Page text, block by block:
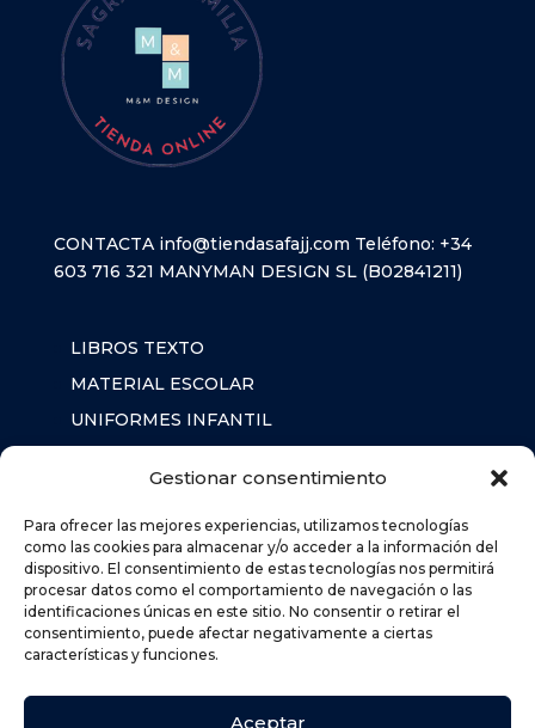
Gestionar consentimiento
Para ofrecer las mejores experiencias, utilizamos tecnologías
como las cookies para almacenar y/o acceder a la información del
dispositivo. El consentimiento de estas tecnologías nos permitirá
procesar datos como el comportamiento de navegación o las
identificaciones únicas en este sitio. No consentir o retirar el
consentimiento, puede afectar negativamente a ciertas
características y funciones.
Aceptar
CONTACTA info@tiendasafajj.com Teléfono: +34
603 716 321 MANYMAN DESIGN SL (B02841211)
LIBROS TEXTO
MATERIAL ESCOLAR
UNIFORMES INFANTIL
AVISO LEGAL
POLÍTICA DE PRIVACIDAD
POLÍTICA DE COOKIES (UE)
POLÍTICA DE ENVÍOS